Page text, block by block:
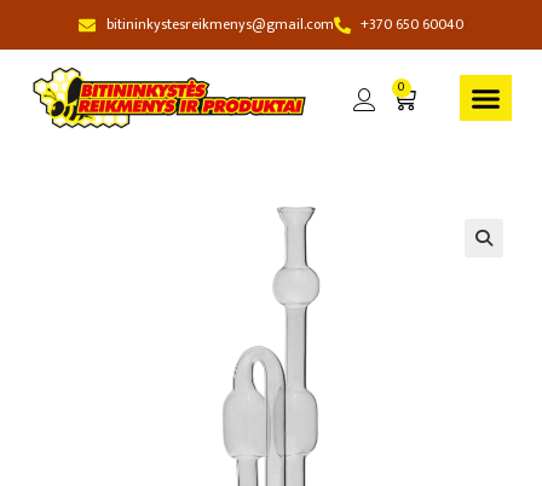
bitininkystesreikmenys@gmail.com +370 650 60040
0